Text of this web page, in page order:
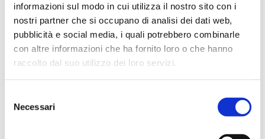
informazioni sul modo in cui utilizza il nostro sito con i
nostri partner che si occupano di analisi dei dati web,
pubblicità e social media, i quali potrebbero combinarle
con altre informazioni che ha fornito loro o che hanno
raccolto dal suo utilizzo dei loro servizi.
delNecessari
Muratura armata Danesi
Normablok Più Ponti Termici
Normablok Più Taglio Termico
Normablok Più CAM
YOUTRADE